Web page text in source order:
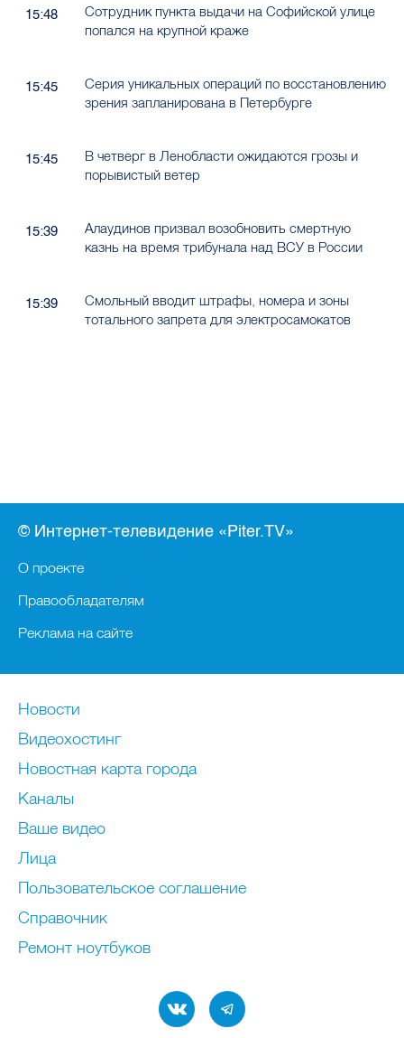
15:48
Сотрудник пункта выдачи на Софийской улице
попался на крупной краже
15:45
Серия уникальных операций по восстановлению
зрения запланирована в Петербурге
15:45
В четверг в Ленобласти ожидаются грозы и
порывистый ветер
15:39
Алаудинов призвал возобновить смертную
казнь на время трибунала над ВСУ в России
15:39
Смольный вводит штрафы, номера и зоны
тотального запрета для электросамокатов
© Интернет-телевидение «Piter.TV»
О проекте
Правообладателям
Реклама на сайте
Новости
Видеохостинг
Новостная карта города
Каналы
Ваше видео
Лица
Пользовательское соглашение
Справочник
Ремонт нoутбуков